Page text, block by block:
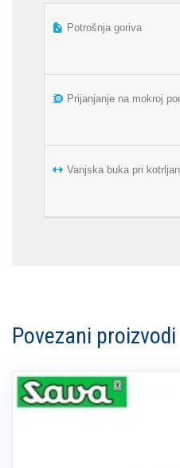
Potrošnja goriva
Prijanjanje na mokroj
Vanjska buka pri
Povezani proizvodi